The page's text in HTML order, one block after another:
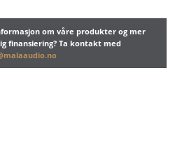
om våre produkter og mer
finansiering? Ta kontakt med